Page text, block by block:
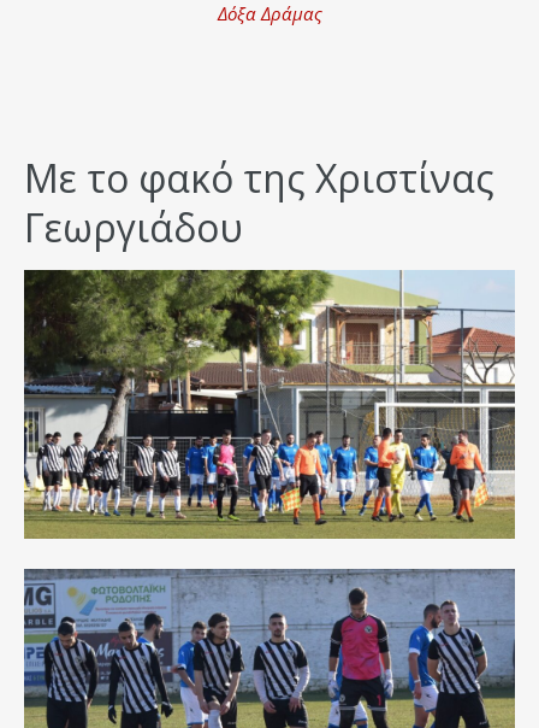
Δόξα Δράμας
Με το φακό της Χριστίνας
Γεωργιάδου